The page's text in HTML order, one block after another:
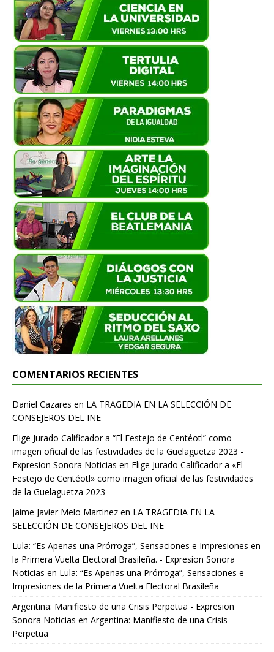
COMENTARIOS RECIENTES
Daniel Cazares en LA TRAGEDIA EN LA SELECCIÓN DE
CONSEJEROS DEL INE
Elige Jurado Calificador a “El Festejo de Centéotl” como
imagen oficial de las festividades de la Guelaguetza 2023 -
Expresion Sonora Noticias en Elige Jurado Calificador a «El
Festejo de Centéotl» como imagen oficial de las festividades
de la Guelaguetza 2023
Jaime Javier Melo Martinez en LA TRAGEDIA EN LA
SELECCIÓN DE CONSEJEROS DEL INE
Lula: “Es Apenas una Prórroga”, Sensaciones e Impresiones en
la Primera Vuelta Electoral Brasileña. - Expresion Sonora
Noticias en Lula: “Es Apenas una Prórroga”, Sensaciones e
Impresiones de la Primera Vuelta Electoral Brasileña
Argentina: Manifiesto de una Crisis Perpetua - Expresion
Sonora Noticias en Argentina: Manifiesto de una Crisis
Perpetua